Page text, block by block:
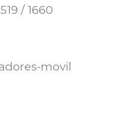
/ 1660